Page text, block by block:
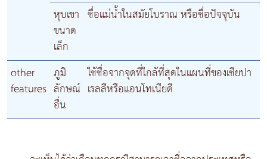
หุบเขา
ขนาด
เล็ก
ชื่อแม่น้ำในสมัยโบราณ หรือชื่อปัจจุบัน
other
features
ภูมิ
ลักษณ์
อื่น
ใช้ชื่อจากจุดที่ใกล้ที่สุดในแผนที่ของเชียปา
เรลลีหรือแอนโทเนียดี